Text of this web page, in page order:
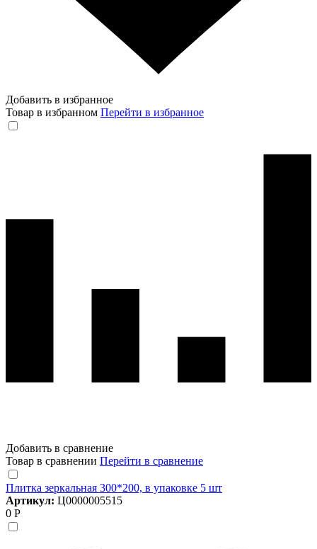
Добавить в избранное
Товар в избранном Перейти в избранное
Добавить в сравнение
Товар в сравнении Перейти в сравнение
Плитка зеркальная 300*200, в упаковке 5 шт
Артикул: Ц0000005515
0 Р